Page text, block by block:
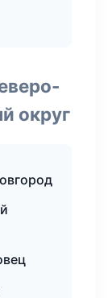
округ